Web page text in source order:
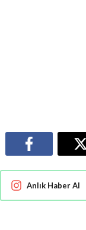
Anlık Haber Al